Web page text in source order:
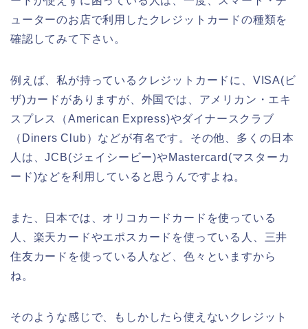
ューターのお店で利用したクレジットカードの種類を
確認してみて下さい。
例えば、私が持っているクレジットカードに、VISA(ビ
ザ)カードがありますが、外国では、アメリカン・エキ
スプレス（American Express)やダイナースクラブ
（Diners Club）などが有名です。その他、多くの日本
人は、JCB(ジェイシービー)やMastercard(マスターカ
ード)などを利用していると思うんですよね。
また、日本では、オリコカードカードを使っている
人、楽天カードやエポスカードを使っている人、三井
住友カードを使っている人など、色々といますから
ね。
そのような感じで、もしかしたら使えないクレジット